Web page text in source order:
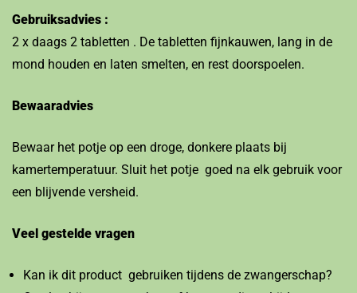
Gebruiksadvies :
2 x daags 2 tabletten . De tabletten fijnkauwen, lang in de
mond houden en laten smelten, en rest doorspoelen.
Bewaaradvies
Bewaar het potje op een droge, donkere plaats bij
kamertemperatuur. Sluit het potje goed na elk gebruik voor
een blijvende versheid.
Veel gestelde vragen
Kan ik dit product gebruiken tijdens de zwangerschap?